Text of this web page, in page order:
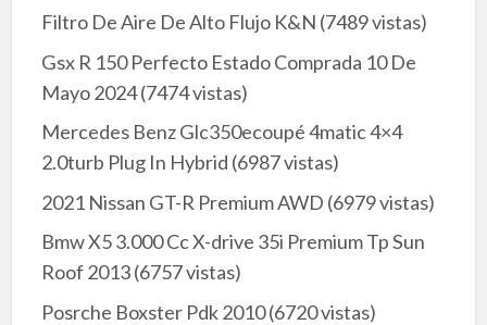
Filtro De Aire De Alto Flujo K&N (7489 vistas)
Gsx R 150 Perfecto Estado Comprada 10 De
Mayo 2024(7474 vistas)
Mercedes Benz Glc350ecoupé 4matic 4×4
2.0turb Plug In Hybrid (6987 vistas)
2021 Nissan GT-R Premium AWD (6979 vistas)
Bmw X5 3.000 Cc X-drive 35i Premium Tp Sun
Roof 2013(6757 vistas)
Posrche Boxster Pdk 2010(6720 vistas)